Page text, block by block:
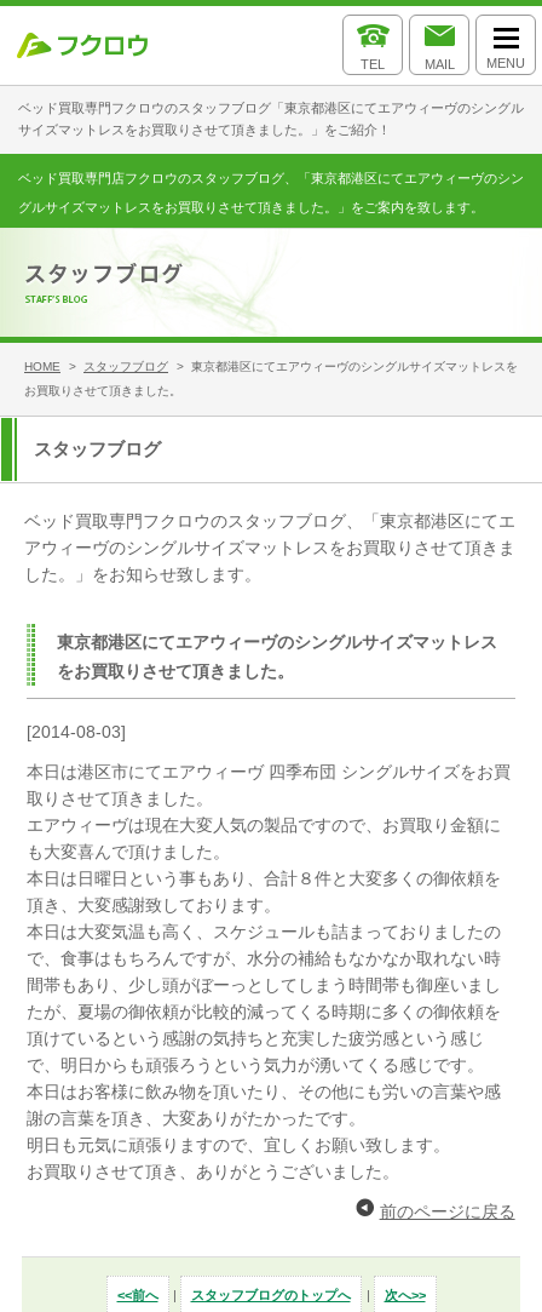
ベッド買取専門フクロウのスタッフブログ「東京都港区にてエアウィーヴのシングル
サイズマットレスをお買取りさせて頂きました。」をご紹介！
TEL MAIL MENU
ベッド買取専門店フクロウのスタッフブログ、「東京都港区にてエアウィーヴのシン
グルサイズマットレスをお買取りさせて頂きました。」をご案内を致します。
HOME > スタッフブログ
> 東京都港区にてエアウィーヴのシングルサイズマットレスを
お買取りさせて頂きました。
スタッフブログ
ベッド買取専門フクロウのスタッフブログ、「東京都港区にてエ
アウィーヴのシングルサイズマットレスをお買取りさせて頂きま
した。」をお知らせ致します。
東京都港区にてエアウィーヴのシングルサイズマットレス
をお買取りさせて頂きました。
[2014-08-03]
本日は港区市にてエアウィーヴ 四季布団 シングルサイズをお買
取りさせて頂きました。
エアウィーヴは現在大変人気の製品ですので、お買取り金額に
も大変喜んで頂けました。
本日は日曜日という事もあり、合計８件と大変多くの御依頼を
頂き、大変感謝致しております。
本日は大変気温も高く、スケジュールも詰まっておりましたの
で、食事はもちろんですが、水分の補給もなかなか取れない時
間帯もあり、少し頭がぼーっとしてしまう時間帯も御座いまし
たが、夏場の御依頼が比較的減ってくる時期に多くの御依頼を
頂けているという感謝の気持ちと充実した疲労感という感じ
で、明日からも頑張ろうという気力が湧いてくる感じです。
本日はお客様に飲み物を頂いたり、その他にも労いの言葉や感
謝の言葉を頂き、大変ありがたかったです。
明日も元気に頑張りますので、宜しくお願い致します。
お買取りさせて頂き、ありがとうございました。
前のページに戻る
<<前へ | スタッフブログのトップへ | 次へ>>